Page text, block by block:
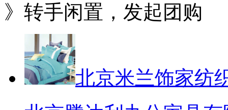
》转手闲置，发起团购
北京米兰饰家纺